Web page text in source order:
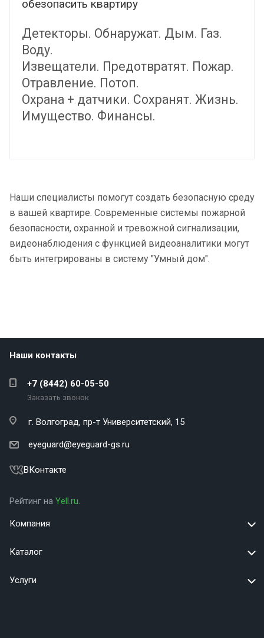
обезопасить квартиру
Детекторы. Обнаружат. Дым. Газ.
Воду.
Извещатели. Предотвратят. Пожар.
Отравление. Потоп.
Охрана + датчики. Сохранят. Жизнь.
Имущество. Финансы.
Наши специалисты помогут создать безопасную среду
в вашей квартире. Современные системы пожарной
безопасности, охранной и тревожной сигнализации,
видеонаблюдения с функцией видеоаналитики могут
быть интегрированы в систему "Умный дом".
Наши контакты
+7 (8442) 60-05-50
Заказать звонок
г. Волгоград, пр-т Университетский, 15
eyeguard@eyeguard-gs.ru
ВКонтакте
Рейтинг на Yell.ru.
Компания
Каталог
Услуги